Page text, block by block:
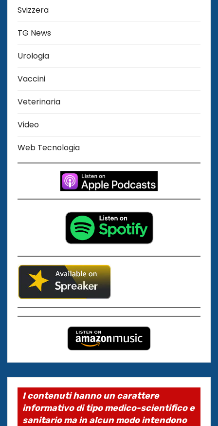
Svizzera
TG News
Urologia
Vaccini
Veterinaria
Video
Web Tecnologia
I contenuti hanno un carattere
informativo di tipo medico-scientifico e
sanitario ma in alcun modo intendono